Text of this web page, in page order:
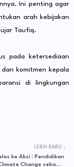
Ini penting agar
arah kebijakan
Taufiq.
pada ketersediaan
komitmen kepala
di lingkungan
LEBIH BARU
ke Aksi : Pendidikan
Change sebagai